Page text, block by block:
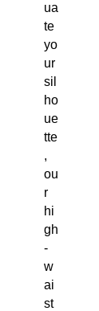
ua
te
yo
ur
sil
ho
ue
tte
,
ou
r
hi
gh
-
w
ai
st